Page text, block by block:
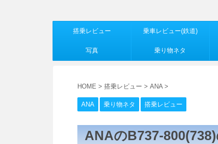
搭乗レビュー 乗車レビュー(鉄道)
写真 乗り物ネタ
HOME > 搭乗レビュー > ANA >
ANA 乗り物ネタ 搭乗レビュー
ANAのB737-